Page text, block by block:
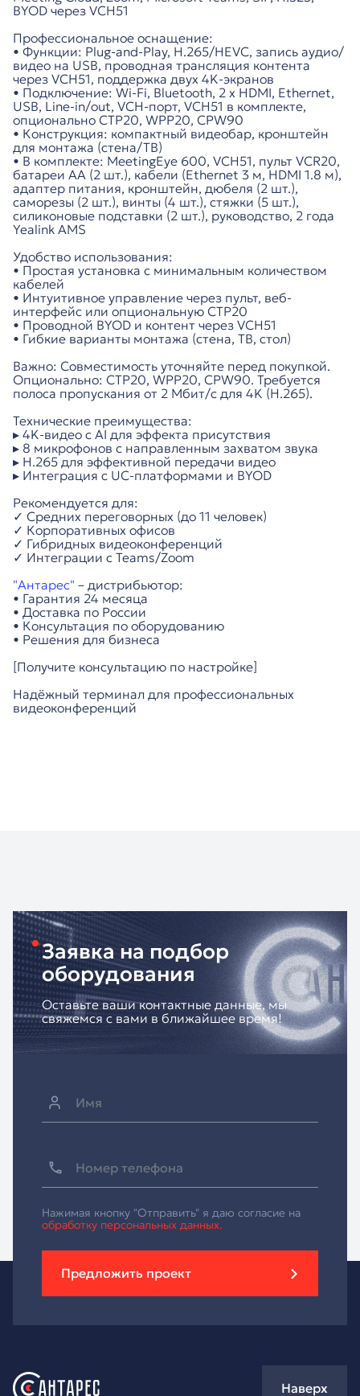
BYOD через VCH51
Профессиональное оснащение:
• Функции: Plug-and-Play, H.265/HEVC, запись аудио/
видео на USB, проводная трансляция контента
через VCH51, поддержка двух 4K-экранов
• Подключение: Wi-Fi, Bluetooth, 2 x HDMI, Ethernet,
USB, Line-in/out, VCH-порт, VCH51 в комплекте,
опционально CTP20, WPP20, CPW90
• Конструкция: компактный видеобар, кронштейн
для монтажа (стена/ТВ)
• В комплекте: MeetingEye 600, VCH51, пульт VCR20,
батареи АА (2 шт.), кабели (Ethernet 3 м, HDMI 1.8 м),
адаптер питания, кронштейн, дюбеля (2 шт.),
саморезы (2 шт.), винты (4 шт.), стяжки (5 шт.),
силиконовые подставки (2 шт.), руководство, 2 года
Yealink AMS
Удобство использования:
• Простая установка с минимальным количеством
кабелей
• Интуитивное управление через пульт, веб-
интерфейс или опциональную CTP20
• Проводной BYOD и контент через VCH51
• Гибкие варианты монтажа (стена, ТВ, стол)
Важно: Совместимость уточняйте перед покупкой.
Опционально: CTP20, WPP20, CPW90. Требуется
полоса пропускания от 2 Мбит/с для 4K (H.265).
Технические преимущества:
▸ 4K-видео с AI для эффекта присутствия
▸ 8 микрофонов с направленным захватом звука
▸ H.265 для эффективной передачи видео
▸ Интеграция с UC-платформами и BYOD
Рекомендуется для:
✓ Средних переговорных (до 11 человек)
✓ Корпоративных офисов
✓ Гибридных видеоконференций
✓ Интеграции с Teams/Zoom
"Антарес" – дистрибьютор:
• Гарантия 24 месяца
• Доставка по России
• Консультация по оборудованию
• Решения для бизнеса
[Получите консультацию по настройке]
Надёжный терминал для профессиональных
видеоконференций
Заявка на подбор
оборудования
Оставьте ваши контактные данные, мы
свяжемся с вами в ближайшее время!
Нажимая кнопку "Отправить" я даю согласие на
обработку персональных данных.
Предложить проект
Наверх